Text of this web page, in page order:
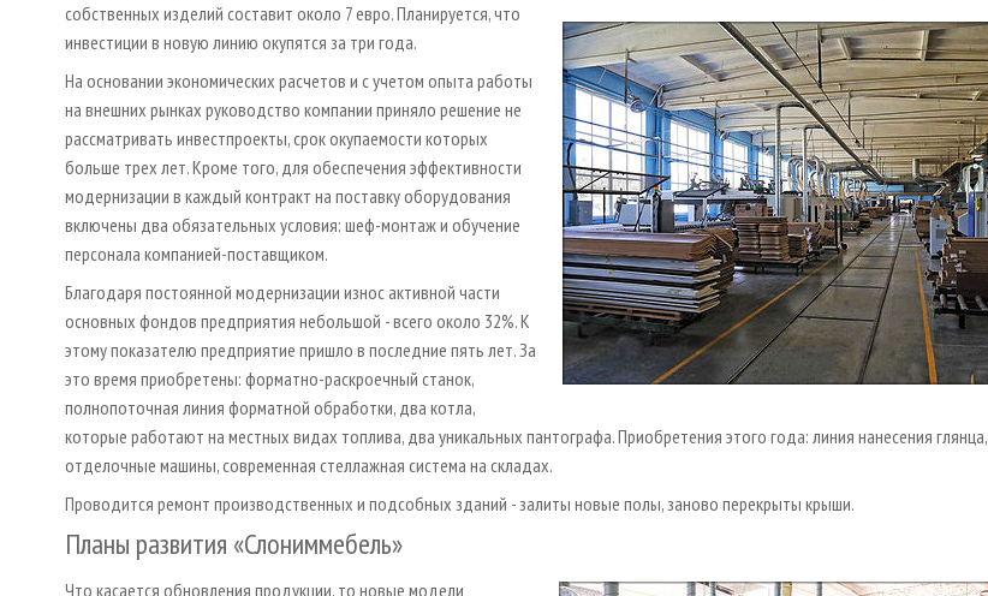
собственных изделий составит около 7 евро. Планируется, что
инвестиции в новую линию окупятся за три года.
На основании экономических расчетов и с учетом опыта работы
на внешних рынках руководство компании приняло решение не
рассматривать инвестпроекты, срок окупаемости которых
больше трех лет. Кроме того, для обеспечения эффективности
модернизации в каждый контракт на поставку оборудования
включены два обязательных условия: шеф-монтаж и обучение
персонала компанией-поставщиком.
Благодаря постоянной модернизации износ активной части
основных фондов предприятия небольшой - всего около 32%. К
этому показателю предприятие пришло в последние пять лет. За
это время приобретены: форматно-раскроечный станок,
полнопоточная линия форматной обработки, два котла,
которые работают на местных видах топлива, два уникальных пантографа. Приобретения этого года: линия нанесения глянца,
отделочные машины, современная стеллажная система на складах.
Проводится ремонт производственных и подсобных зданий - залиты новые полы, заново перекрыты крыши.
Планы развития «Слониммебель»
Что касается обновления продукции, то новые модели